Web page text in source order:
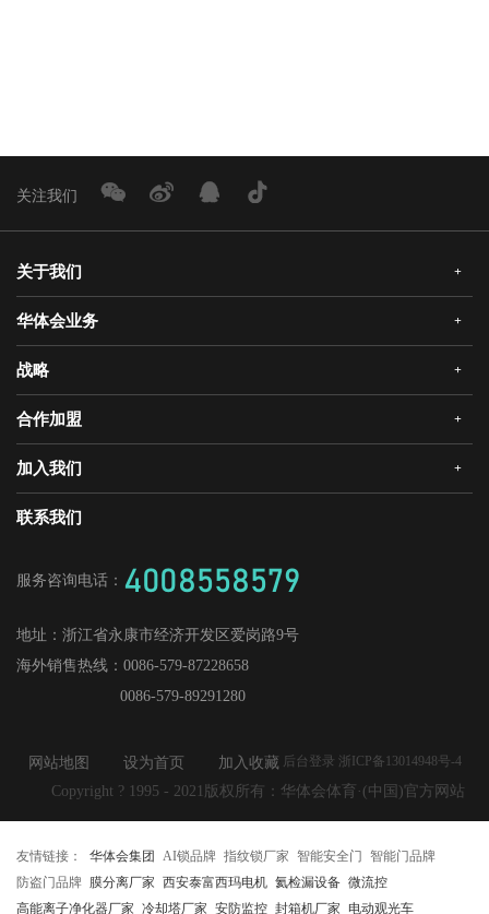
关注我们
关于我们 +
公司简介
企业文化
荣誉资质
发展历程
领导关怀
媒体中心
华体会业务 +
华体会安全门
华体会真AI锁
华体会静音木门
华体会机器人安全门
爱感真全屋智能家居
战略 +
三大智能
研发创新
战略合作
合作加盟 +
经销合作
华体会招商
加入我们 +
人才理念
校园招聘
联系我们
服务咨询电话： 4008558579
地址： 浙江省永康市经济开发区爱岗路9号
海外销售热线： 0086-579-87228658
0086-579-89291280
网站地图 设为首页 加入收藏 后台登录 浙ICP备13014948号-4
Copyright ? 1995 - 2021版权所有：华体会体育·(中国)官方网站
友情链接： 华体会集团 AI锁品牌 指纹锁厂家 智能安全门 智能门品牌
防盗门品牌 膜分离厂家 西安泰富西玛电机 氦检漏设备 微流控
高能离子净化器厂家 冷却塔厂家 安防监控 封箱机厂家 电动观光车